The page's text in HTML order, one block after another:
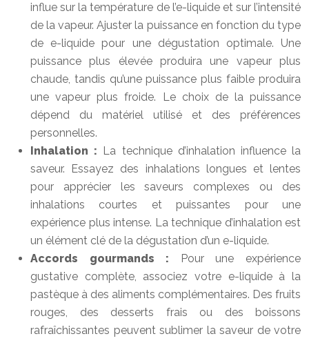
influe sur la température de l’e-liquide et sur l’intensité
de la vapeur. Ajuster la puissance en fonction du type
de e-liquide pour une dégustation optimale. Une
puissance plus élevée produira une vapeur plus
chaude, tandis qu’une puissance plus faible produira
une vapeur plus froide. Le choix de la puissance
dépend du matériel utilisé et des préférences
personnelles.
Inhalation : La technique d’inhalation influence la
saveur. Essayez des inhalations longues et lentes
pour apprécier les saveurs complexes ou des
inhalations courtes et puissantes pour une
expérience plus intense. La technique d’inhalation est
un élément clé de la dégustation d’un e-liquide.
Accords gourmands :
Pour une expérience
gustative complète, associez votre e-liquide à la
pastèque à des aliments complémentaires. Des fruits
rouges, des desserts frais ou des boissons
rafraîchissantes peuvent sublimer la saveur de votre